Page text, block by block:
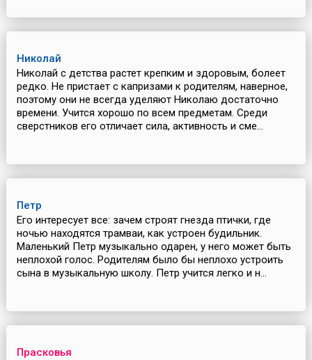
Николай
Николай с детства растет крепким и здоровым, болеет
редко. Не пристает с капризами к родителям, наверное,
поэтому они не всегда уделяют Николаю достаточно
времени. Учится хорошо по всем предметам. Среди
сверстников его отличает сила, активность и сме...
Петр
Его интересует все: зачем строят гнезда птички, где
ночью находятся трамваи, как устроен будильник.
Маленький Петр музыкально одарен, у него может быть
неплохой голос. Родителям было бы неплохо устроить
сына в музыкальную школу. Петр учится легко и н...
Прасковья